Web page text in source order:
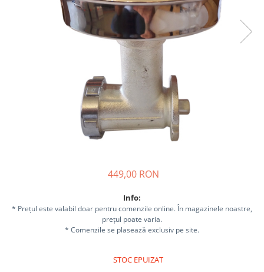
Sisteme combinate &
multifunctionale
Tocatoare de crengi si resturi
Accesorii utilaje de gradina
Articole de bucatarie
Masini de umplut carnati
Storcatoare de rosii
449,00 RON
Info:
* Prețul este valabil doar pentru comenzile online. În magazinele noastre,
prețul poate varia.
* Comenzile se plasează exclusiv pe site.
STOC EPUIZAT